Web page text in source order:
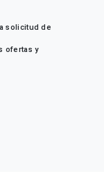
solicitud de
ofertas y